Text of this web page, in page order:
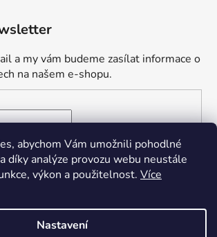
abychom Vám umožnili pohodlné
díky analýze provozu webu neustále
výkon a použitelnost. Více
Nastavení
a my vám budeme zasílat informace o
na našem e-shopu.
souhlasíte s
podmínkami ochrany